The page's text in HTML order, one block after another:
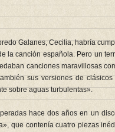
Galanes, Cecilia, habría
la canción española. Pero un
canciones maravillosas
sus versiones de
sobre aguas turbulentas».
hace dos años en un
que contenía cuatro piezas